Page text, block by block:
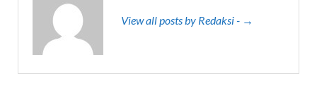
View all posts by Redaksi - →